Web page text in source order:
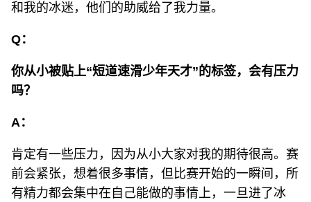
和我的冰迷，他们的助威给了我力量。
Q：
你从小被贴上“短道速滑少年天才”的标签，会有压力
吗？
A：
肯定有一些压力，因为从小大家对我的期待很高。赛
前会紧张，想着很多事情，但比赛开始的一瞬间，所
有精力都会集中在自己能做的事情上，一旦进了冰